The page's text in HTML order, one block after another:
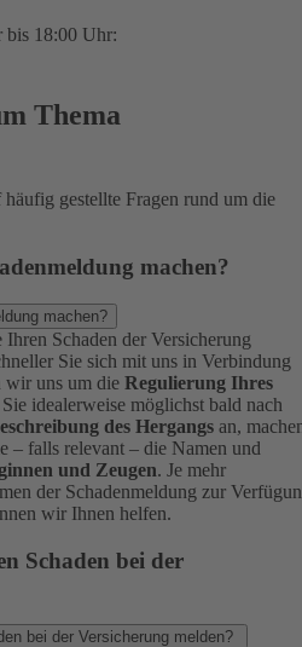
bis 18:00 Uhr:
Thema
gestellte Fragen rund um die
machen?
machen?
Schaden der Versicherung
Sie sich mit uns in Verbindung
wir uns um die Regulierung Ihres
idealerweise möglichst bald nach
des Hergangs an,
– falls relevant – die Namen und
und Zeugen. Je mehr
der Schadenmeldung zur
wir Ihnen helfen.
Schaden bei der
bei der Versicherung melden?